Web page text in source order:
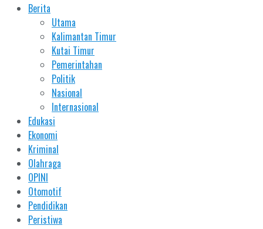
Berita
Utama
Kalimantan Timur
Kutai Timur
Pemerintahan
Politik
Nasional
Internasional
Edukasi
Ekonomi
Kriminal
Olahraga
OPINI
Otomotif
Pendidikan
Peristiwa